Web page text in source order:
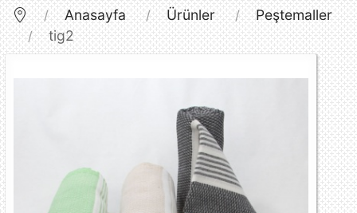
Anasayfa Ürünler
Peştemaller
tig2